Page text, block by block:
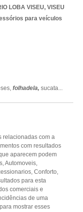
LOBA VISEU, VISEU
para veículos
folhadela, sucata...
relacionadas com a
com resultados
aparecem podem
Automoveis,
Conforto,
para esta
comerciais e
de uma
mostrar esses